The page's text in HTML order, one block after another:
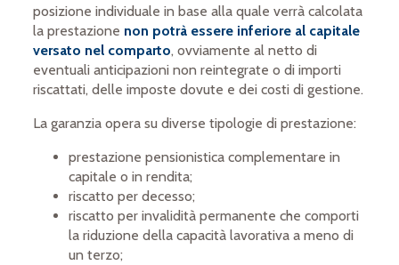
posizione individuale in base alla quale verrà calcolata
la prestazione non potrà essere inferiore al capitale
versato nel comparto, ovviamente al netto di
eventuali anticipazioni non reintegrate o di importi
riscattati, delle imposte dovute e dei costi di gestione.
La garanzia opera su diverse tipologie di prestazione:
prestazione pensionistica complementare in
capitale o in rendita;
riscatto per decesso;
riscatto per invalidità permanente che comporti
la riduzione della capacità lavorativa a meno di
un terzo;